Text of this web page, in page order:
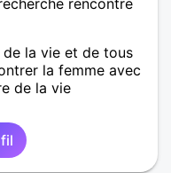
rencontre
la vie et de tous
la femme avec
de la vie